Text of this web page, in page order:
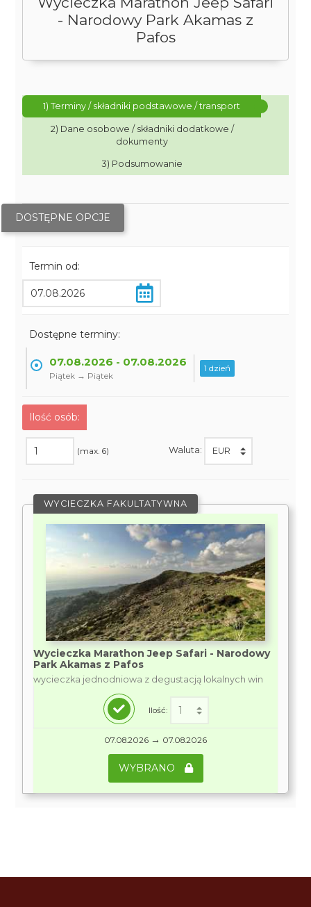
- Narodowy Park Akamas z
Pafos
1) Terminy / składniki podstawowe / transport
2) Dane osobowe / składniki dodatkowe /
dokumenty
3) Podsumowanie
DOSTĘPNE OPCJE
Termin od:
Dostępne terminy:
07.08.2026 - 07.08.2026
Piątek → Piątek
1 dzień
Ilość osób:
(max. 6) Waluta:
WYCIECZKA FAKULTATYWNA
Wycieczka Marathon Jeep Safari - Narodowy
Park Akamas z Pafos
wycieczka jednodniowa z degustacją lokalnych win
Ilość:
07.08.2026 → 07.08.2026
WYBRANO